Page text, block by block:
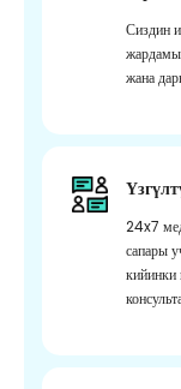
Сиздин
жардамы
жана
24x7
сапары